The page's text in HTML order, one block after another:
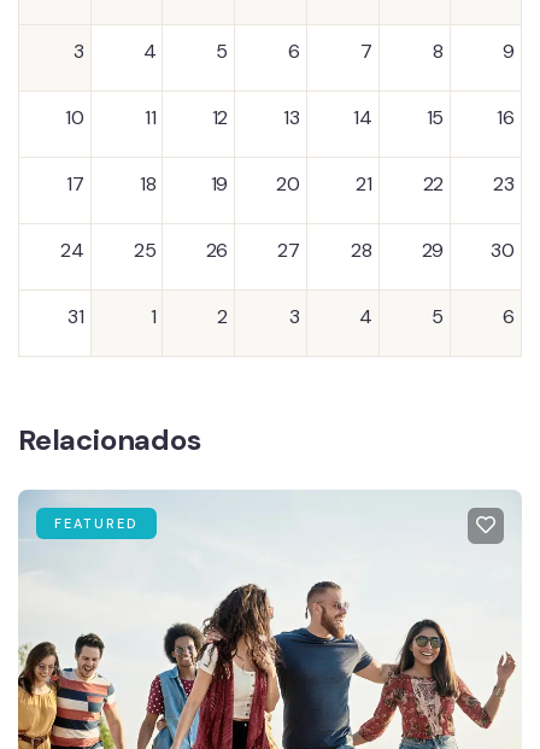
3 4 5 6 7 8 9
10 11 12 13 14 15 16
17 18 19 20 21 22 23
24 25 26 27 28 29 30
31 1 2 3 4 5 6
Relacionados
FEATURED